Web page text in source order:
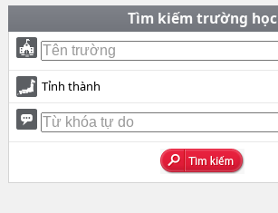
Tìm kiếm trường học
Tỉnh thành